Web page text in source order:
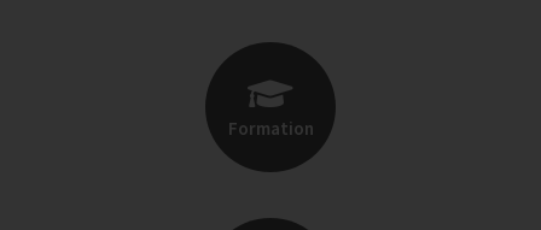
Formation